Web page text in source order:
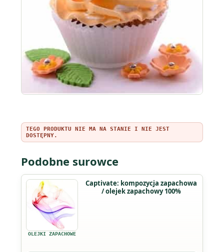
TEGO PRODUKTU NIE MA NA STANIE I NIE JEST
DOSTĘPNY.
Podobne surowce
OLEJKI ZAPACHOWE
Captivate: kompozycja zapachowa
/ olejek zapachowy 100%